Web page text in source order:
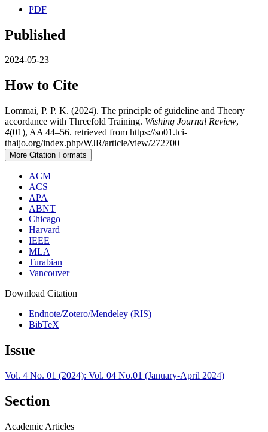
PDF
Published
2024-05-23
How to Cite
Lommai, P. P. K. (2024). The principle of guideline and Theory
accordance with Threefold Training. Wishing Journal Review,
4(01), AA 44–56. retrieved from https://so01.tci-
thaijo.org/index.php/WJR/article/view/272700
More Citation Formats
ACM
ACS
APA
ABNT
Chicago
Harvard
IEEE
MLA
Turabian
Vancouver
Download Citation
Endnote/Zotero/Mendeley (RIS)
BibTeX
Issue
Vol. 4 No. 01 (2024): Vol. 04 No.01 (January-April 2024)
Section
Academic Articles